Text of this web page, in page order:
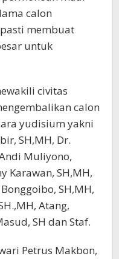
calon
membuat
untuk
civitas
calon
yudisium yakni
SH,MH, Dr.
Muliyono,
Karawan, SH,MH,
SH,MH,
Atang,
SH dan Staf.
Petrus Makbon,